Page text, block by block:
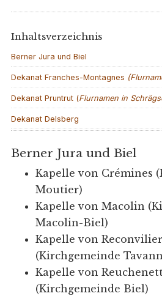
Inhaltsverzeichnis
Berner Jura und Biel
Dekanat Franches-Montagnes
Dekanat Pruntrut (Flurnamen in
Dekanat Delsberg
Berner Jura und Biel
Kapelle von Crémines
Moutier)
Kapelle von Macolin
Macolin-Biel)
Kapelle von Reconvilier
(Kirchgemeinde
Kapelle von
(Kirchgemeinde Biel)